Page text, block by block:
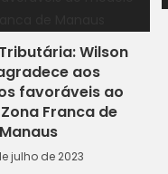
Wilson
aos
favoráveis ao
Franca de
Manaus
julho de 2023